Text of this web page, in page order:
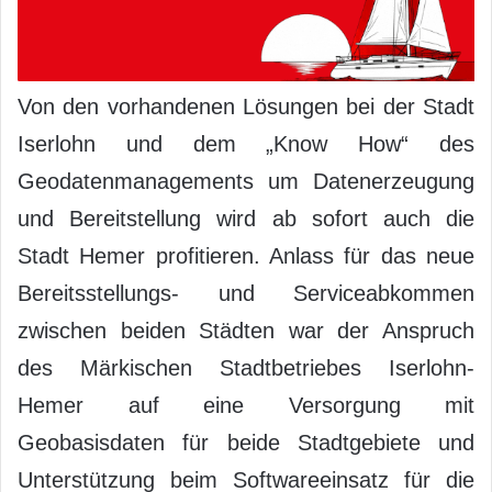
Von den vorhandenen Lösungen bei der Stadt
Iserlohn und dem „Know How“ des
Geodatenmanagements um Datenerzeugung
und Bereitstellung wird ab sofort auch die
Stadt Hemer profitieren. Anlass für das neue
Bereitsstellungs- und Serviceabkommen
zwischen beiden Städten war der Anspruch
des Märkischen Stadtbetriebes Iserlohn-
Hemer auf eine Versorgung mit
Geobasisdaten für beide Stadtgebiete und
Unterstützung beim Softwareeinsatz für die